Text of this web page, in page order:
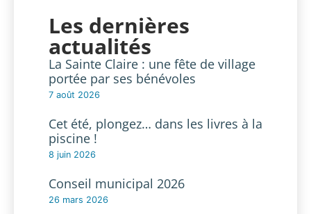
Les dernières
actualités
La Sainte Claire : une fête de village
portée par ses bénévoles
7 août 2026
Cet été, plongez… dans les livres à la
piscine !
8 juin 2026
Conseil municipal 2026
26 mars 2026